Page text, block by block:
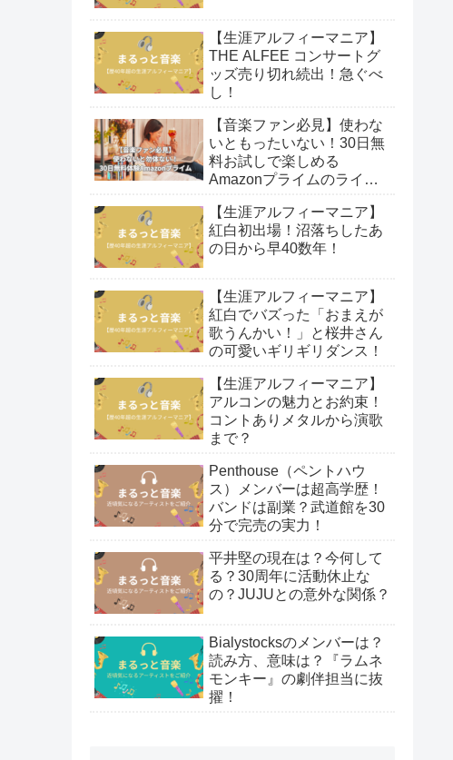
【生涯アルフィーマニア】
THE ALFEE コンサートグ
ッズ売り切れ続出！急ぐべ
し！
【音楽ファン必見】使わな
いともったいない！30日無
料お試しで楽しめる
Amazonプライムのライブ
【生涯アルフィーマニア】
紅白初出場！沼落ちしたあ
の日から早40数年！
【生涯アルフィーマニア】
紅白でバズった「おまえが
歌うんかい！」と桜井さん
の可愛いギリギリダンス！
【生涯アルフィーマニア】
アルコンの魅力とお約束！
コントありメタルから演歌
まで？
Penthouse（ペントハウ
ス）メンバーは超高学歴！
バンドは副業？武道館を30
分で完売の実力！
平井堅の現在は？今何して
る？30周年に活動休止な
の？JUJUとの意外な関係？
Bialystocksのメンバーは？
読み方、意味は？『ラムネ
モンキー』の劇伴担当に抜
擢！